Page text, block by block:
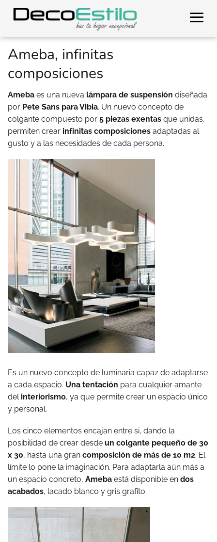
Ameba, infinitas
composiciones
Ameba es una nueva lámpara de suspensión diseñada
por Pete Sans para Vibia. Un nuevo concepto de
colgante compuesto por 5 piezas exentas que unidas,
permiten crear infinitas composiciones adaptadas al
gusto y a las necesidades de cada persona.
Es un nuevo concepto de luminaria capaz de adaptarse
a cada espacio. Una tentación para cualquier amante
del interiorismo, ya que permite crear un espacio único
y personal.
Los cinco elementos encajan entre si, dando la
posibilidad de crear desde un colgante pequeño de 30
x 30, hasta una gran composición de más de 10 m2. El
límite lo pone la imaginación. Para adaptarla aún más a
un espacio concreto, Ameba está disponible en dos
acabados, lacado blanco y gris grafito.